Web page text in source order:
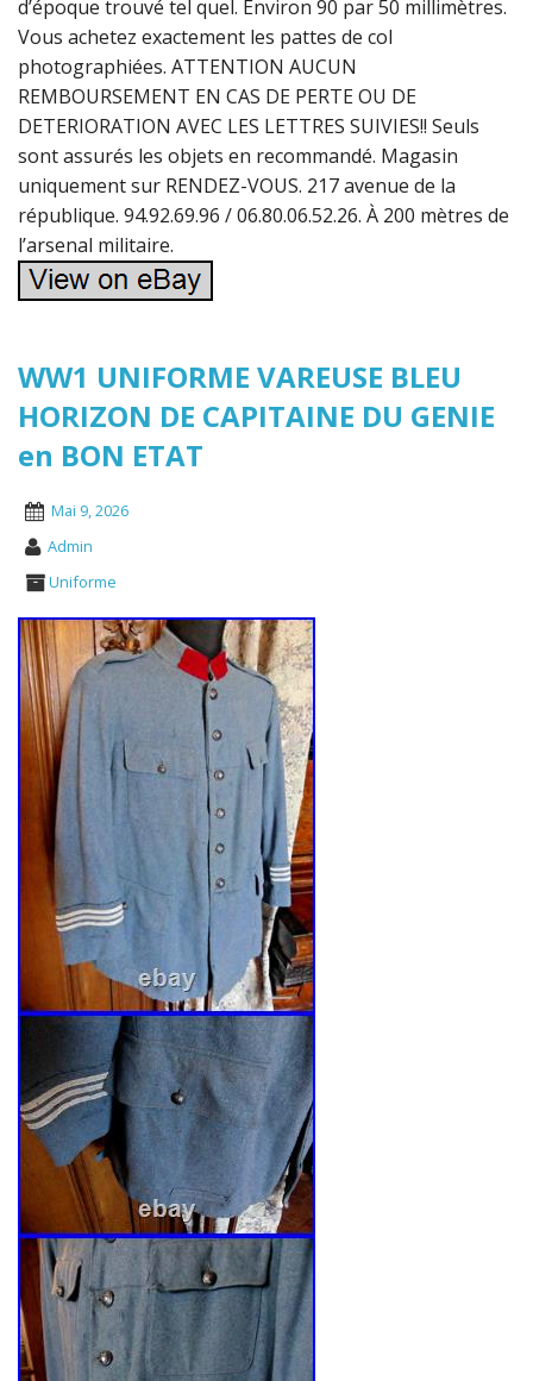
d’époque trouvé tel quel. Environ 90 par 50 millimètres.
Vous achetez exactement les pattes de col
photographiées. ATTENTION AUCUN
REMBOURSEMENT EN CAS DE PERTE OU DE
DETERIORATION AVEC LES LETTRES SUIVIES!! Seuls
sont assurés les objets en recommandé. Magasin
uniquement sur RENDEZ-VOUS. 217 avenue de la
république. 94.92.69.96 / 06.80.06.52.26. À 200 mètres de
l’arsenal militaire.
WW1 UNIFORME VAREUSE BLEU
HORIZON DE CAPITAINE DU GENIE
en BON ETAT
Mai 9, 2026
Admin
Uniforme